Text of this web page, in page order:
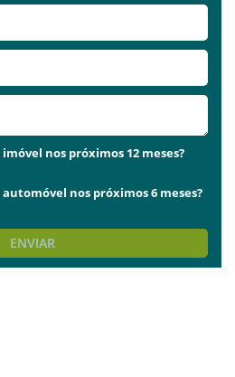
nos próximos 12 meses?
nos próximos 6 meses?
ENVIAR